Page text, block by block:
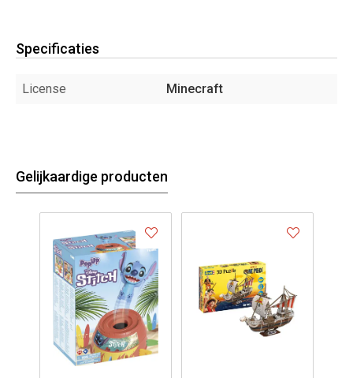
Specificaties
License Minecraft
Gelijkaardige producten